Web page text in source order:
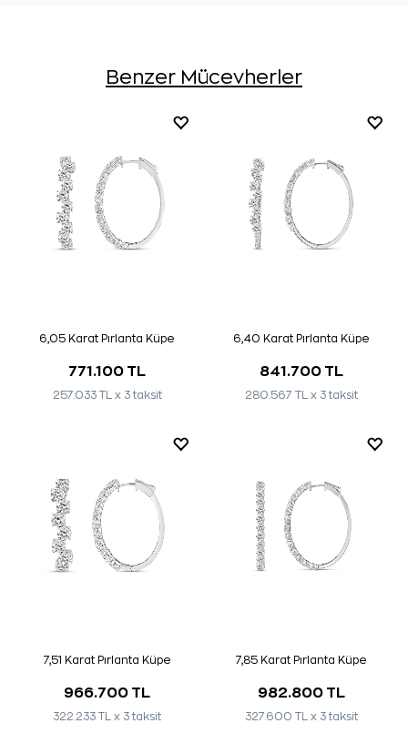
Benzer Mücevherler
6,05 Karat Pırlanta Küpe
771.100 TL
257.033 TL x 3 taksit
6,40 Karat Pırlanta Küpe
841.700 TL
280.567 TL x 3 taksit
7,51 Karat Pırlanta Küpe
966.700 TL
322.233 TL x 3 taksit
7,85 Karat Pırlanta Küpe
982.800 TL
327.600 TL x 3 taksit